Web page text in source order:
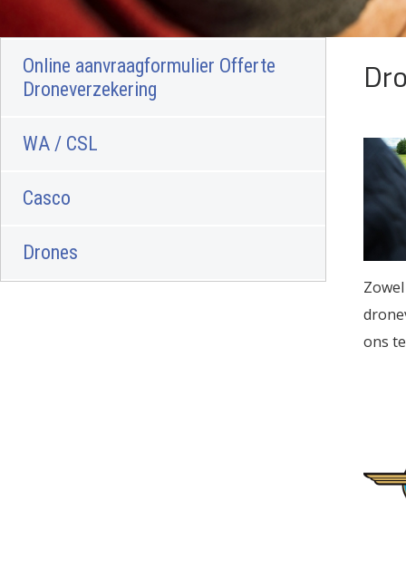
Online aanvraagformulier Offerte
Droneverzekering
WA / CSL
Casco
Drones
ons